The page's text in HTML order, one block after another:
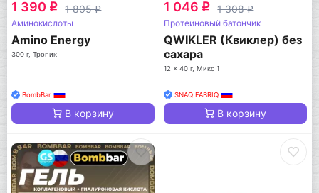
1 390 q 1 805q
Аминокислоты
Amino Energy
300 г, Тропик
BombBar
В корзину
1 046 q 1 308q
Протеиновый батончик
QWIKLER (Квиклер) без
сахара
12 x 40 г, Микс 1
SNAQ FABRIQ
В корзину